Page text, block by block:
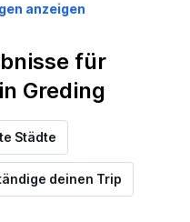
anzeigen
für
Greding
Städte
deinen Trip